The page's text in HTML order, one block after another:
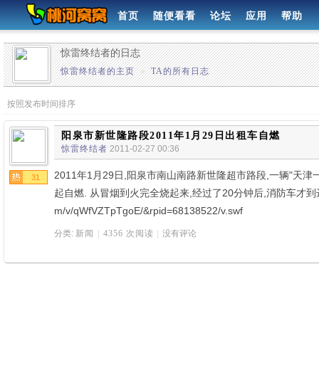
首页 随便看看 论坛 应用 帮助
惊雷终结者的日志
惊雷终结者的主页 » TA的所有日志
按照发布时间排序
31
阳泉市新世隆路段2011年1月29日出租车自燃
惊雷终结者 2011-02-27 00:36
2011年1月29日,阳泉市南山南路新世隆超市路段,一辆"天津
起自燃. 从冒烟到火完全烧起来,经过了20分钟后,消防车才
m/v/qWfVZTpTgoE/&rpid=68138522/v.swf
分类: 新闻 4356 次阅读 没有评论